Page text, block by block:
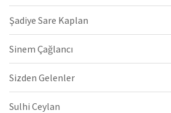
Şadiye Sare Kaplan
Sinem Çağlancı
Sizden Gelenler
Sulhi Ceylan